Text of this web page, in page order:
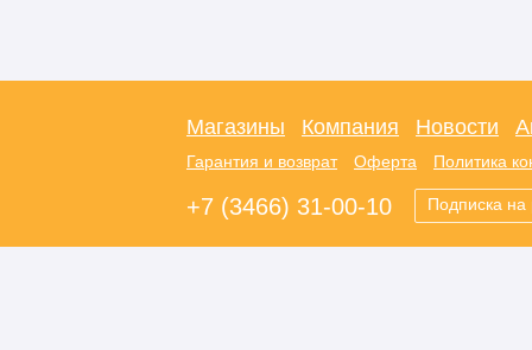
Магазины Компания Новости
Гарантия и возврат Оферта Политика
+7 (3466) 31-00-10 Подписка на